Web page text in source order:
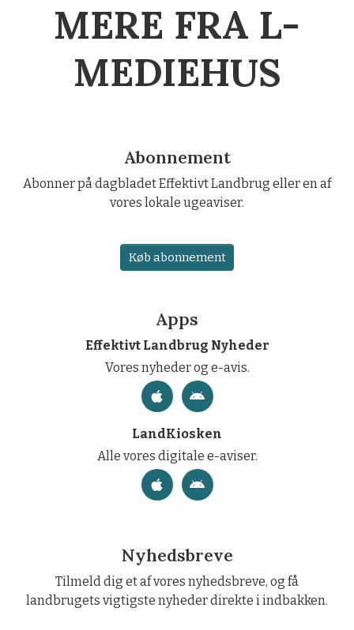
MERE FRA L-
MEDIEHUS
Abonnement
Abonner på dagbladet Effektivt Landbrug eller en af
vores lokale ugeaviser.
Køb abonnement
Apps
Effektivt Landbrug Nyheder
Vores nyheder og e-avis.
LandKiosken
Alle vores digitale e-aviser.
Nyhedsbreve
Tilmeld dig et af vores nyhedsbreve, og få
landbrugets vigtigste nyheder direkte i indbakken.